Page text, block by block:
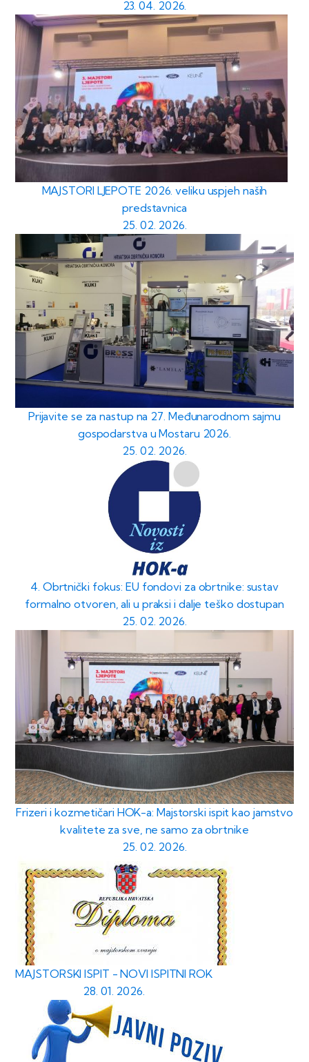
23. 04. 2026.
MAJSTORI LJEPOTE 2026. veliku uspjeh naših
predstavnica
25. 02. 2026.
Prijavite se za nastup na 27. Međunarodnom sajmu
gospodarstva u Mostaru 2026.
25. 02. 2026.
4. Obrtnički fokus: EU fondovi za obrtnike: sustav
formalno otvoren, ali u praksi i dalje teško dostupan
25. 02. 2026.
Frizeri i kozmetičari HOK-a: Majstorski ispit kao jamstvo
kvalitete za sve, ne samo za obrtnike
25. 02. 2026.
MAJSTORSKI ISPIT - NOVI ISPITNI ROK
28. 01. 2026.